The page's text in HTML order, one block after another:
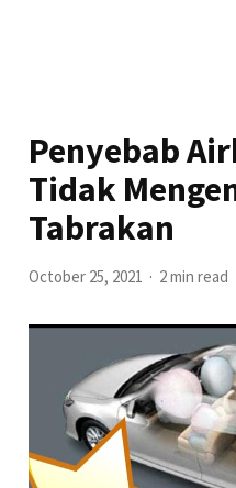
Penyebab
Tidak
Tabrakan
October 25, 2021 2 min read